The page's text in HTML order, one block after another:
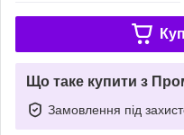
Що таке купити з
Замовлення під